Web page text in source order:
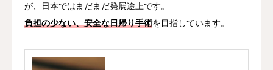
が、日本ではまだまだ発展途上です。
負担の少ない、安全な日帰り手術を目指しています。